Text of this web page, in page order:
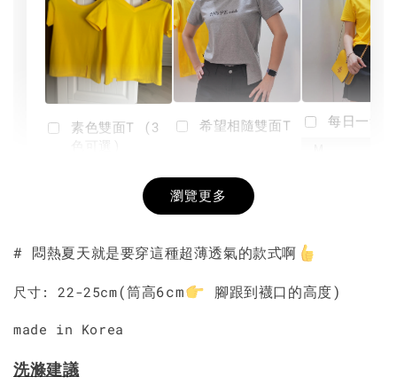
素色雙面T (3
+
希望相隨雙面T
NT$ 190
-
每日一笑
瀏覽更多
# 悶熱夏天就是要穿這種超薄透氣的款式啊
尺寸: 22-25cm(筒高6cm 腳跟到襪口的高度)
made in Korea
洗滌建議